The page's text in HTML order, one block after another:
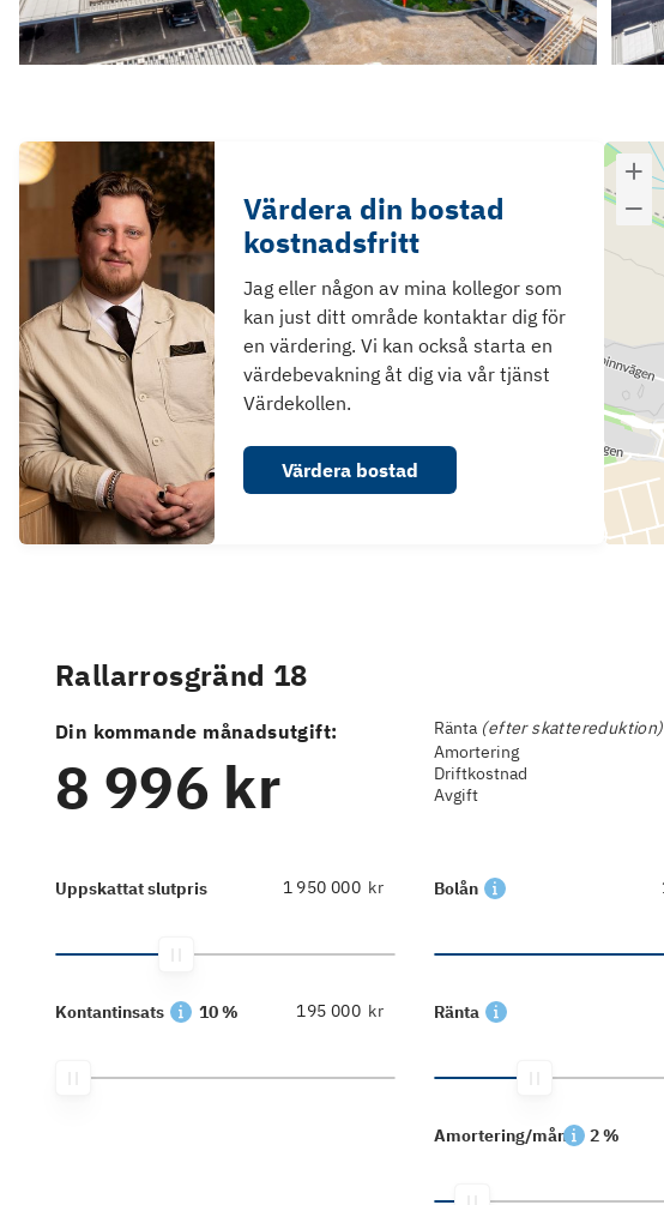
Värdera din bostad
kostnadsfritt
Jag eller någon av mina kollegor som
kan just ditt område kontaktar dig för
en värdering. Vi kan också starta en
värdebevakning åt dig via vår tjänst
Värdekollen.
Värdera bostad
Rallarrosgränd 18
Din kommande månadsutgift:
8 996 kr
Ränta (efter skattereduktion)
Amortering
Driftkostnad
Avgift
Uppskattat slutpris kr
Kontantinsats 10 % kr
Bolån
Ränta
Amortering/mån 2 %